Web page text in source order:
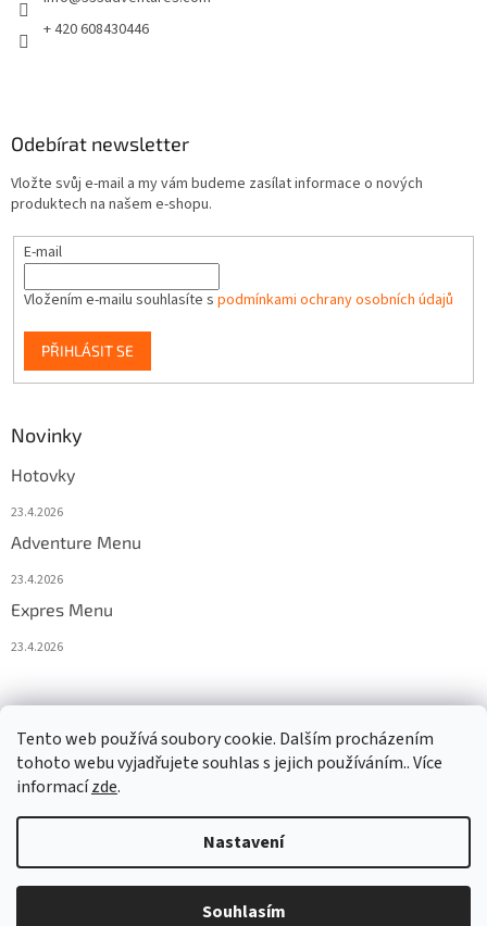
Tento web používá soubory cookie. Dalším procházením
tohoto webu vyjadřujete souhlas s jejich používáním.. Více
informacízde.
Nastavení
Souhlasím
+ 420 608430446
Odebírat newsletter
Vložte svůj e-mail a my vám budeme zasílat informace o nových
produktech na našem e-shopu.
E-mail
Vložením e-mailu souhlasíte s podmínkami ochrany osobních údajů
PŘIHLÁSIT SE
Novinky
Hotovky
23.4.2026
Adventure Menu
23.4.2026
Expres Menu
23.4.2026
Copyright 2026www.333adventures.com. Všechna práva
vyhrazena.